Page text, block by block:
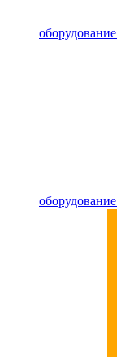
оборудование
оборудование